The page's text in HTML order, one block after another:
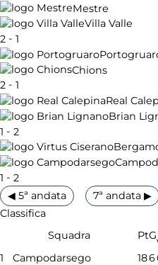
Mestre
Villa Valle
2 - 1
Chions
2 - 1
Real
Brian
1 - 2
1 - 2
◀ 5ª andata
7ª andata ▶
Classifica
Squadra
PtG
1
Campodarsego 186